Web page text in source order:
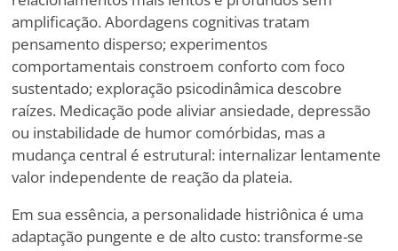
amplificação. Abordagens cognitivas tratam
pensamento disperso; experimentos
comportamentais constroem conforto com foco
sustentado; exploração psicodinâmica descobre
raízes. Medicação pode aliviar ansiedade, depressão
ou instabilidade de humor comórbidas, mas a
mudança central é estrutural: internalizar lentamente
valor independente de reação da plateia.
Em sua essência, a personalidade histriônica é uma
adaptação pungente e de alto custo: transforme-se